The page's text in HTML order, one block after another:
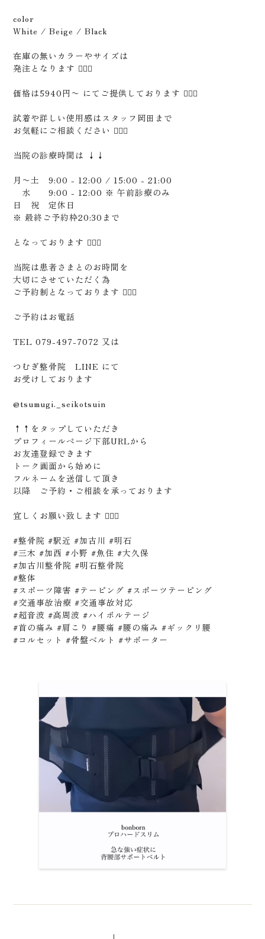
color
White / Beige / Black
在庫の無いカラーやサイズは
発注となります 🙇🏻‍♂️
価格は5940円〜 にてご提供しております 🙇🏻‍♂️
試着や詳しい使用感はスタッフ岡田まで
お気軽にご相談ください 🙇🏻‍♂️
当院の診療時間は ↓↓
月〜土 9:00 - 12:00 / 15:00 - 21:00
水 9:00 - 12:00 ※ 午前診療のみ
日 祝 定休日
※ 最終ご予約枠20:30まで
となっております 🙇🏻‍♂️
当院は患者さまとのお時間を
大切にさせていただく為
ご予約制となっております 🙋🏻‍♂️
ご予約はお電話
TEL 079-497-7072 又は
つむぎ整骨院 LINE にて
お受けしております
@tsumugi._seikotsuin
↑↑をタップしていただき
プロフィールページ下部URLから
お友達登録できます
トーク画面から始めに
フルネームを送信して頂き
以降 ご予約・ご相談を承っております
宜しくお願い致します 🙇🏻‍♂️
#整骨院 #駅近 #加古川 #明石
#三木 #加西 #小野 #魚住 #大久保
#加古川整骨院 #明石整骨院
#整体
#スポーツ障害 #テーピング #スポーツテーピング
#交通事故治療 #交通事故対応
#超音波 #高周波 #ハイボルテージ
#首の痛み #肩こり #腰痛 #腰の痛み #ギックリ腰
#コルセット #骨盤ベルト #サポーター
兵庫県加古川市加古川町溝之口307-2